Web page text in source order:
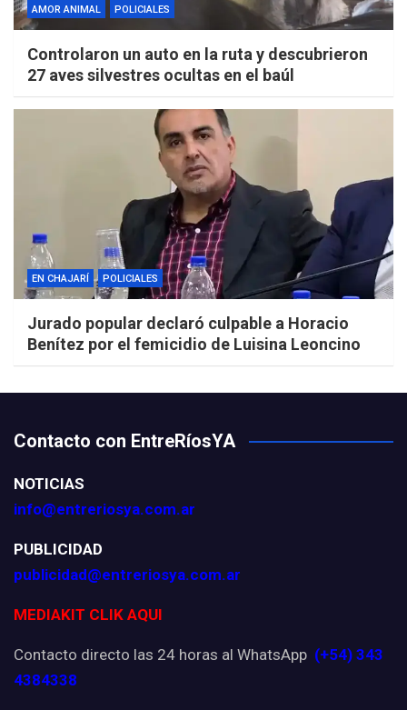
AMOR ANIMAL POLICIALES
Controlaron un auto en la ruta y descubrieron
27 aves silvestres ocultas en el baúl
EN CHAJARÍ POLICIALES
Jurado popular declaró culpable a Horacio
Benítez por el femicidio de Luisina Leoncino
Contacto con EntreRíosYA
NOTICIAS
info@entreriosya.com.ar
PUBLICIDAD
publicidad@entreriosya.com.ar
MEDIAKIT CLIK AQUI
Contacto directo las 24 horas al WhatsApp (+54) 343
4384338